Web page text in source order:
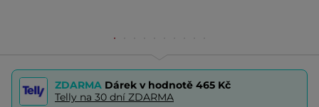
ZDARMA Dárek v hodnotě 465 Kč
Telly na 30 dní ZDARMA